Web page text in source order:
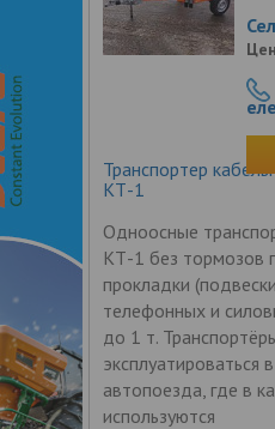
Транспортер
КТ-1
Одноосные
КТ-1 без тормозов
прокладки
телефонных и
до 1 т.
эксплуатироваться
автопоезда, где в
используются